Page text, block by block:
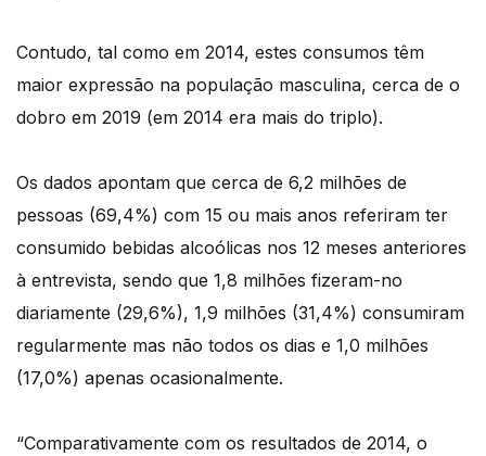
Contudo, tal como em 2014, estes consumos têm
maior expressão na população masculina, cerca de o
dobro em 2019 (em 2014 era mais do triplo).
Os dados apontam que cerca de 6,2 milhões de
pessoas (69,4%) com 15 ou mais anos referiram ter
consumido bebidas alcoólicas nos 12 meses anteriores
à entrevista, sendo que 1,8 milhões fizeram-no
diariamente (29,6%), 1,9 milhões (31,4%) consumiram
regularmente mas não todos os dias e 1,0 milhões
(17,0%) apenas ocasionalmente.
“Comparativamente com os resultados de 2014, o